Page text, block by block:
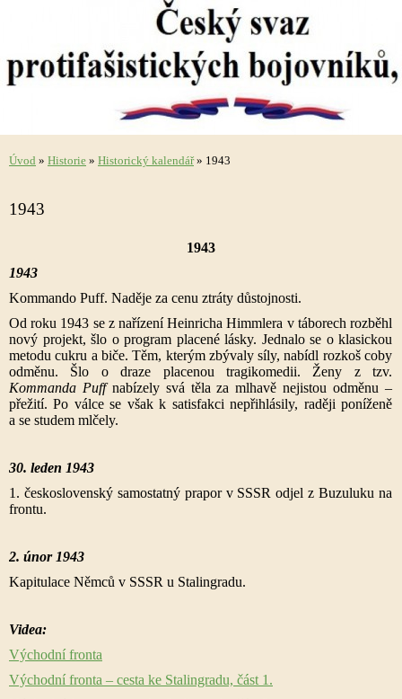
Úvod » Historie » Historický kalendář» 1943
1943
1943
1943
Kommando Puff. Naděje za cenu ztráty důstojnosti.
Od roku 1943 se z nařízení Heinricha Himmlera v táborech rozběhl
nový projekt, šlo o program placené lásky. Jednalo se o klasickou
metodu cukru a biče. Těm, kterým zbývaly síly, nabídl rozkoš coby
odměnu. Šlo o draze placenou tragikomedii. Ženy z tzv.
Kommanda Puffnabízely svá těla za mlhavě nejistou odměnu –
přežití. Po válce se však k satisfakci nepřihlásily, raději poníženě
a se studem mlčely.
30. leden 1943
1. československý samostatný prapor v SSSR odjel z Buzuluku na
frontu.
2. únor 1943
Kapitulace Němců v SSSR u Stalingradu.
Videa:
Východní fronta
Východní fronta – cesta ke Stalingradu, část 1.